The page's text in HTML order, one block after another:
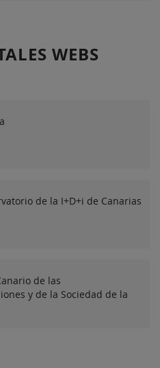
WEBS
de la I+D+i de Canarias
de las
y de la Sociedad de la